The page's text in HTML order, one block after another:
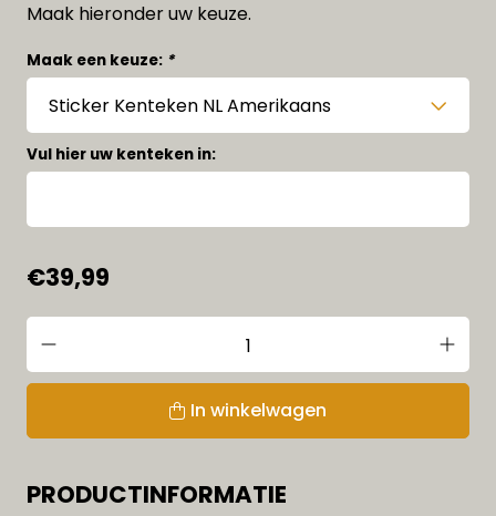
Maak hieronder uw keuze.
Maak een keuze: *
Vul hier uw kenteken in:
€39,99
In winkelwagen
PRODUCTINFORMATIE